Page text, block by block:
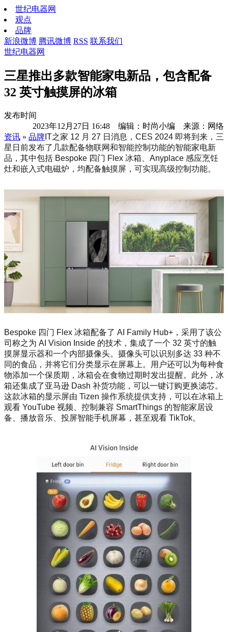
世纪电器网
观点
品牌
新浪微博 腾讯微博 RSS 联系我们
世纪电器网
三星推出多款智能家电新品，包含配备
32 英寸触摸屏的冰箱
发布时间
2023年12月27日 16:48 编辑：时尚小编 来源：网络
资讯 » 品牌 IT之家 12 月 27 日消息，CES 2024 即将到来，三
星日前发布了几款配备物联网和智能控制功能的智能家电新
品，其中包括 Bespoke 四门 Flex 冰箱、Anyplace 感应烹饪
灶和嵌入式电磁炉，均配备触摸屏，可实现高级控制功能。
Bespoke 四门 Flex 冰箱配备了 AI Family Hub+，采用了该公
司称之为 AI Vision Inside 的技术，集成了一个 32 英寸的触
摸屏显示器和一个内部摄像头。摄像头可以识别多达 33 种不
同的食品，并将它们分类显示在屏幕上。用户还可以为每种食
物添加一个保质期，冰箱会在食物过期时发出提醒。此外，冰
箱还集成了亚马逊 Dash 补货功能，可以一键订购更换滤芯。
这款冰箱的显示屏由 Tizen 操作系统提供支持，可以在冰箱上
观看 YouTube 视频、控制兼容 SmartThings 的智能家居设
备、播放音乐、投屏智能手机屏幕，甚至观看 TikTok。